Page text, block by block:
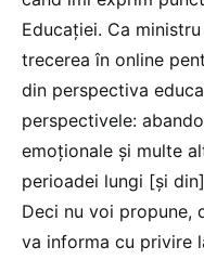
Educației. Ca
trecerea în online
din perspectiva
perspectivele:
emoționale și multe
perioadei lungi [și
Deci nu voi propune,
va informa cu privire